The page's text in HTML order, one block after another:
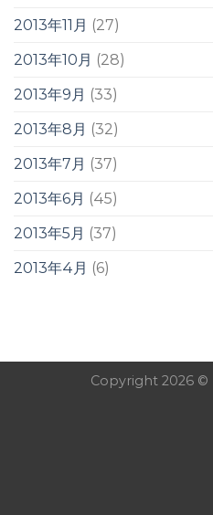
2013年11月 (27)
2013年10月 (28)
2013年9月 (33)
2013年8月 (32)
2013年7月 (37)
2013年6月 (45)
2013年5月 (37)
2013年4月 (6)
Copyright 2026 ©